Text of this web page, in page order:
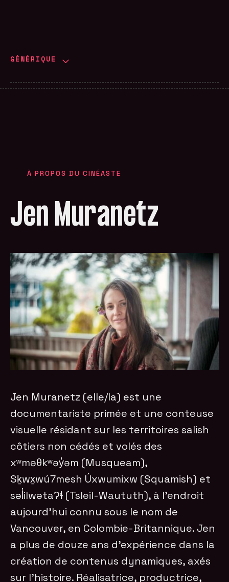
GÉNÉRIQUE
À PROPOS DU CINÉASTE
Jen Muranetz
Jen Muranetz (elle/la) est une
documentariste primée et une conteuse
visuelle résidant sur les territoires salish
côtiers non cédés et volés des
xʷməθkʷəy̓əm (Musqueam),
Sḵwx̱wú7mesh Úxwumixw (Squamish) et
səl̓ilwətaɁɬ (Tsleil-Waututh), à l’endroit
aujourd’hui connu sous le nom de
Vancouver, en Colombie-Britannique. Jen
a plus de douze ans d’expérience dans la
création de contenus dynamiques, axés
sur l’histoire. Réalisatrice, productrice,